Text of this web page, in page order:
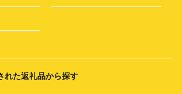
れた返礼品から探す